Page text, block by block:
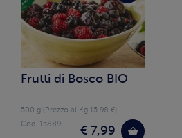
Frutti di Bosco BIO
500 g (Prezzo al Kg 15.98 €)
€ 7,99
Cod. 15889